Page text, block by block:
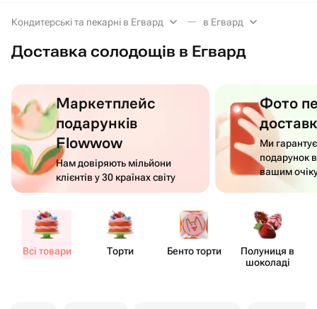
Кондитерські та пекарні в Егвард в Егвард
Доставка солодощів в Егвард
Маркетплейс
подарунків
Flowwow
Нам довіряють мільйони
клієнтів у 30 країнах світу
Фото
Ми
подарунок
вашим
Всі товари Торти Бенто торти
Полуниця в
шоколаді